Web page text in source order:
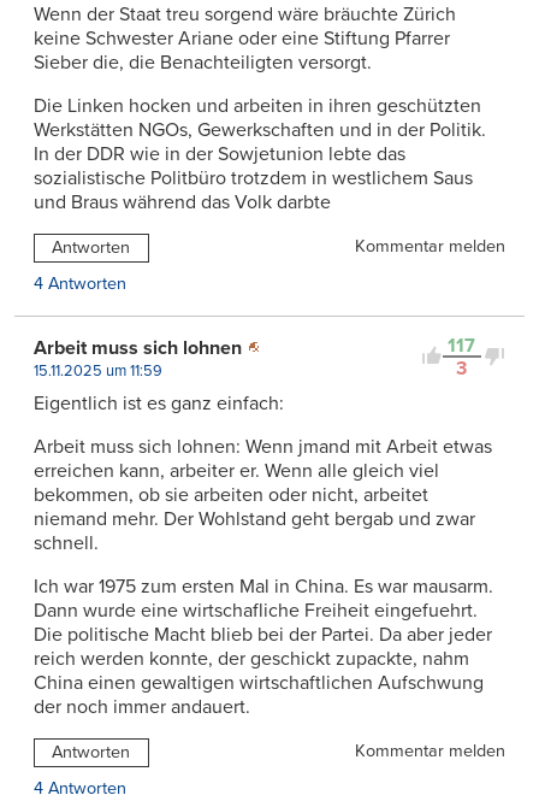
Wenn der Staat treu sorgend wäre bräuchte Zürich
keine Schwester Ariane oder eine Stiftung Pfarrer
Sieber die, die Benachteiligten versorgt.
Die Linken hocken und arbeiten in ihren geschützten
Werkstätten NGOs, Gewerkschaften und in der Politik.
In der DDR wie in der Sowjetunion lebte das
sozialistische Politbüro trotzdem in westlichem Saus
und Braus während das Volk darbte
Antworten
Kommentar melden
4 Antworten
117
3
Arbeit muss sich lohnen
15.11.2025 um 11:59
Eigentlich ist es ganz einfach:
Arbeit muss sich lohnen: Wenn jmand mit Arbeit etwas
erreichen kann, arbeiter er. Wenn alle gleich viel
bekommen, ob sie arbeiten oder nicht, arbeitet
niemand mehr. Der Wohlstand geht bergab und zwar
schnell.
Ich war 1975 zum ersten Mal in China. Es war mausarm.
Dann wurde eine wirtschafliche Freiheit eingefuehrt.
Die politische Macht blieb bei der Partei. Da aber jeder
reich werden konnte, der geschickt zupackte, nahm
China einen gewaltigen wirtschaftlichen Aufschwung
der noch immer andauert.
Antworten
Kommentar melden
4 Antworten